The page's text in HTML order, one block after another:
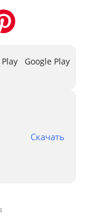
Google Play
Скачать